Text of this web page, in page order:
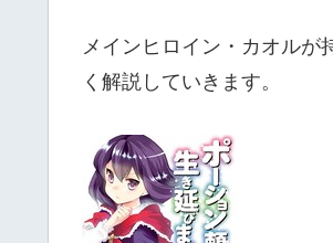
メインヒロイン・カオルが
く解説していきます。